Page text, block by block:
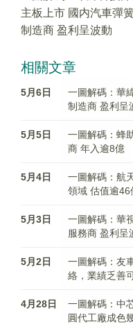
主板上市 國内汽車彈
制造商 盈利呈波動
相關文章
5月6日
一圖解碼：華
制造商 盈利呈
5月5日
一圖解碼：蜂
商 年入逾8億
5月4日
一圖解碼：航
領域 估值逾46
5月3日
一圖解碼：華
服務商 盈利呈
5月2日
一圖解碼：友
絡，業績乏善
4月28日
一圖解碼：中
圓代工廠成色